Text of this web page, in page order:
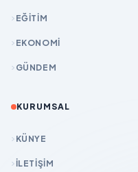
EĞİTİM
EKONOMİ
GÜNDEM
KURUMSAL
KÜNYE
İLETIŞIM